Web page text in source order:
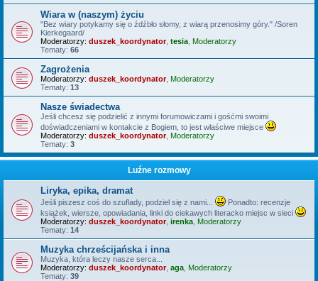
Wiara w (naszym) życiu
"Bez wiary potykamy się o źdźbło słomy, z wiarą przenosimy góry." /Soren
Kierkegaard/
Moderatorzy: duszek_koordynator, tesia Moderatorzy
Tematy: 66
Zagrożenia
Moderatorzy: duszek_koordynator, Moderatorzy
Tematy: 13
Nasze świadectwa
Jeśli chcesz się podzielić z innymi forumowiczami i gośćmi swoimi
doświadczeniami w kontakcie z Bogiem, to jest właściwe miejsce
Moderatorzy: duszek_koordynator, Moderatorzy
Tematy: 3
Luźne rozmowy
Liryka, epika, dramat
Jeśli piszesz coś do szuflady, podziel się z nami...
Ponadto: recenzje
książek, wiersze, opowiadania, linki do ciekawych literacko miejsc w sieci
Moderatorzy: duszek_koordynator, irenka Moderatorzy
Tematy: 14
Muzyka chrześcijańska i inna
Muzyka, która leczy nasze serca...
Moderatorzy: duszek_koordynator, aga Moderatorzy
Tematy: 39